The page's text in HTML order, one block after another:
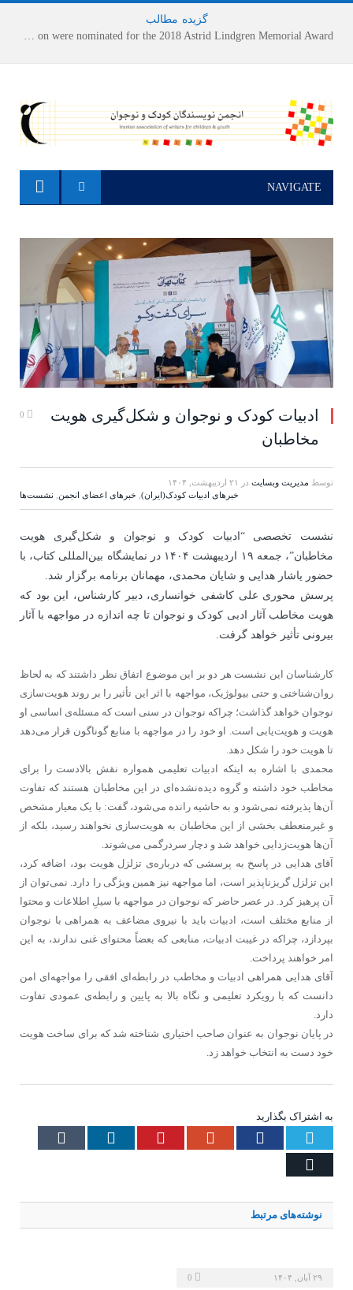
گزیده مطالب
NAVIGATE
ادبیات کودک و نوجوان و شکل‌گیری هویت
مخاطبان
توسط مدیریت وبسایت در
۲۱ اردیبهشت, ۱۴۰۴
خبرهای ادبیات کودک(ایران), خبرهای اعضای انجمن, نشست‌ها
نشست تخصصی “ادبیات کودک و نوجوان و شکل‌گیری هویت
مخاطبان”، جمعه ۱۹ اردیبهشت ۱۴۰۴ در نمایشگاه بین‌المللی کتاب، با
حضور یاشار هدایی و شایان محمدی، مهمانان برنامه برگزار شد.
پرسش محوری علی کاشفی خوانساری، دبیر کارشناس، این بود که
هویت مخاطب آثار ادبی کودک و نوجوان تا چه اندازه در مواجهه با آثار
بیرونی تأثیر خواهد گرفت.
کارشناسان این نشست هر دو بر این موضوع اتفاق نظر داشتند که به لحاظ
روان‌شناختی و حتی بیولوژیک، مواجهه با اثر این تأثیر را بر روند هویت‌سازی
نوجوان خواهد گذاشت؛ چراکه نوجوان در سنی است که مسئله‌ی اساسی او
هویت و هویت‌یابی است. او خود را در مواجهه با منابع گوناگون قرار می‌دهد
تا هویت خود را شکل دهد.
محمدی با اشاره به اینکه ادبیات تعلیمی همواره نقش بالادست را برای
مخاطب خود داشته و گروه دیده‌نشده‌ای در این مخاطبان هستند که تفاوت
آن‌ها پذیرفته نمی‌شود و به حاشیه رانده می‌شود، گفت: با یک معیار مشخص
و غیرمنعطف بخشی از این مخاطبان به هویت‌سازی نخواهند رسید، بلکه از
آن‌ها هویت‌زدایی خواهد شد و دچار سردرگمی می‌شوند.
آقای هدایی در پاسخ به پرسشی که درباره‌ی تزلزل هویت بود، اضافه کرد،
این تزلزل گریزناپذیر است، اما مواجهه نیز همین ویژگی را دارد. نمی‌توان از
آن پرهیز کرد. در عصر حاضر که نوجوان در مواجهه با سیلِ اطلاعات و محتوا
از منابع مختلف است، ادبیات باید با نیروی مضاعف به همراهی با نوجوان
بپردازد، چراکه در غیبت ادبیات، منابعی که بعضاً محتوای غنی ندارند، به این
امر خواهند پرداخت.
آقای هدایی همراهی ادبیات و مخاطب در رابطه‌ای افقی را مواجهه‌ای امن
دانست که با رویکرد تعلیمی و نگاه بالا به پایین و رابطه‌ی عمودی تفاوت
دارد.
در پایان نوجوان به عنوان صاحب اختیاری شناخته شد که برای ساخت هویت
خود دست به انتخاب خواهد زد.
به اشتراک بگذارید
Twitter
Facebook
Google+
Pinterest
LinkedIn
نوشته‌های مرتبط
۲۹ آبان, ۱۴۰۴